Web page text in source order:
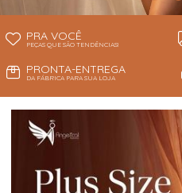
PRA VOCÊ
PEÇAS QUE SÃO TENDÊNCIAS!
PRONTA-ENTREGA
DA FÁBRICA PARA SUA LOJA